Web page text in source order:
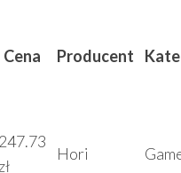
Cena Producent
247.73
Hori